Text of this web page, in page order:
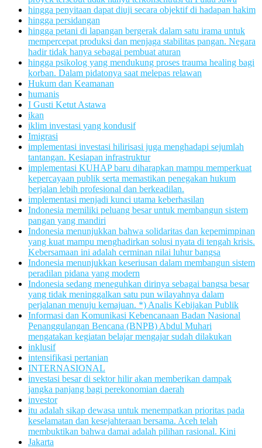
hingga penyitaan dapat diuji secara objektif di hadapan hakim
hingga persidangan
hingga petani di lapangan bergerak dalam satu irama untuk
mempercepat produksi dan menjaga stabilitas pangan. Negara
hadir tidak hanya sebagai pembuat aturan
hingga psikolog yang mendukung proses trauma healing bagi
korban. Dalam pidatonya saat melepas relawan
Hukum dan Keamanan
humanis
I Gusti Ketut Astawa
ikan
iklim investasi yang kondusif
Imigrasi
implementasi investasi hilirisasi juga menghadapi sejumlah
tantangan. Kesiapan infrastruktur
implementasi KUHAP baru diharapkan mampu memperkuat
kepercayaan publik serta memastikan penegakan hukum
berjalan lebih profesional dan berkeadilan.
implementasi menjadi kunci utama keberhasilan
Indonesia memiliki peluang besar untuk membangun sistem
pangan yang mandiri
Indonesia menunjukkan bahwa solidaritas dan kepemimpinan
yang kuat mampu menghadirkan solusi nyata di tengah krisis.
Kebersamaan ini adalah cerminan nilai luhur bangsa
Indonesia menunjukkan keseriusan dalam membangun sistem
peradilan pidana yang modern
Indonesia sedang meneguhkan dirinya sebagai bangsa besar
yang tidak meninggalkan satu pun wilayahnya dalam
perjalanan menuju kemajuan. *) Analis Kebijakan Publik
Informasi dan Komunikasi Kebencanaan Badan Nasional
Penanggulangan Bencana (BNPB) Abdul Muhari
mengatakan kegiatan belajar mengajar sudah dilakukan
inklusif
intensifikasi pertanian
INTERNASIONAL
investasi besar di sektor hilir akan memberikan dampak
jangka panjang bagi perekonomian daerah
investor
itu adalah sikap dewasa untuk menempatkan prioritas pada
keselamatan dan kesejahteraan bersama. Aceh telah
membuktikan bahwa damai adalah pilihan rasional. Kini
Jakarta